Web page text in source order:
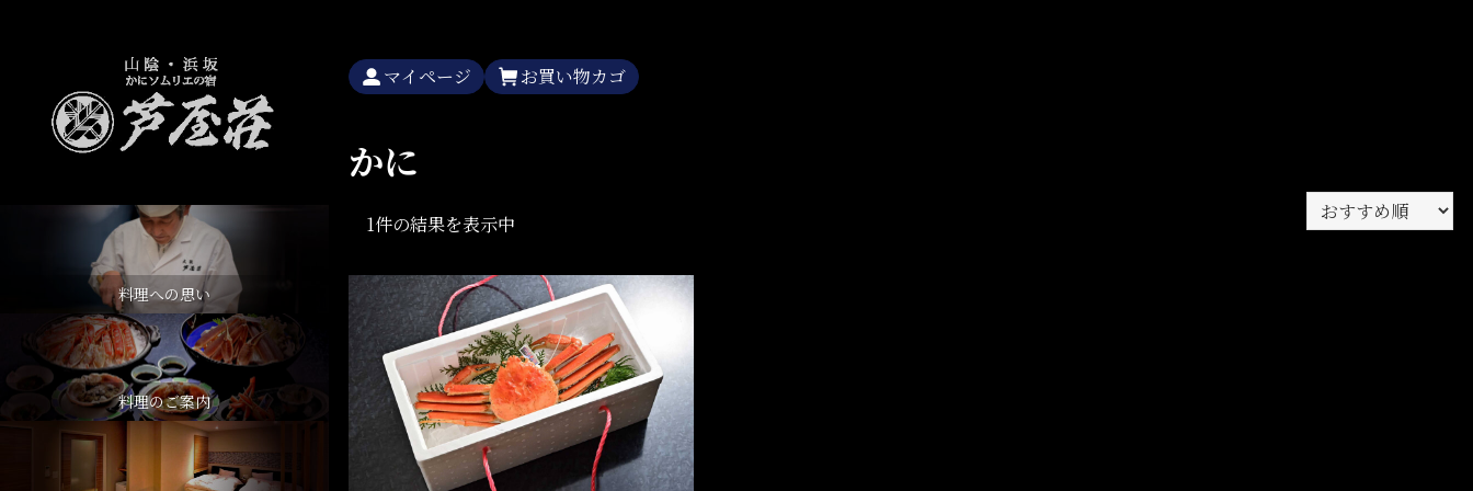
料理への思い
料理のご案内
マイページ お買い物カゴ
かに
1件の結果を表示中